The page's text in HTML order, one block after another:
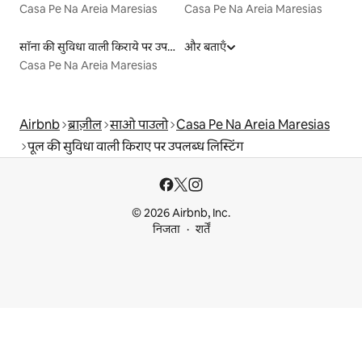
Casa Pe Na Areia Maresias
Casa Pe Na Areia Maresias
सॉना की सुविधा वाली किराये पर उपलब्ध लिस्टिंग
Casa Pe Na Areia Maresias
और बताएँ
Airbnb ब्राज़ील साओ पाउलो Casa Pe Na Areia Maresias
पूल की सुविधा वाली किराए पर उपलब्ध लिस्टिंग
© 2026 Airbnb, Inc.
निजता
शर्तें